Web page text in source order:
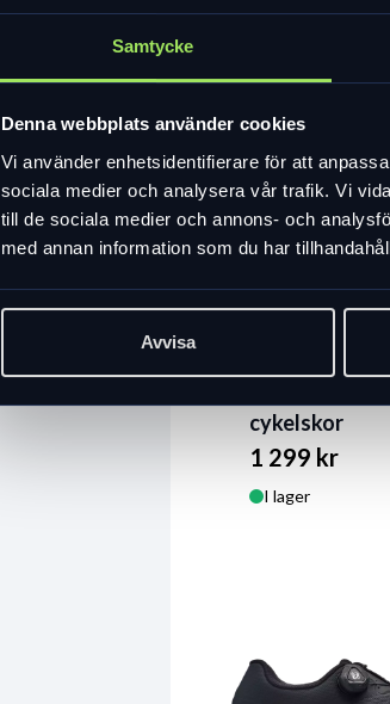
Samtycke
Denna webbplats använder cookies
Vi använder enhetsidentifierare för att
sociala medier och analysera vår trafik. Vi
till de sociala medier och annons- och
med annan information som du har
Avvisa
cykelskor
1 299 kr
I lager